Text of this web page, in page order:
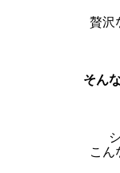
贅沢
そん
こん